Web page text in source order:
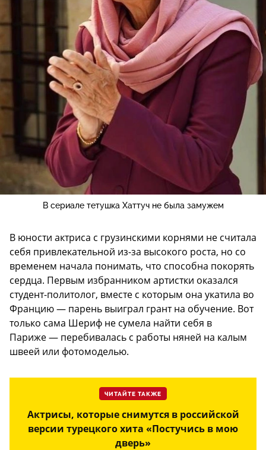
В сериале тетушка Хаттуч не была замужем
В юности актриса с грузинскими корнями не считала
себя привлекательной из-за высокого роста, но со
временем начала понимать, что способна покорять
сердца. Первым избранником артистки оказался
студент-политолог, вместе с которым она укатила во
Францию — парень выиграл грант на обучение. Вот
только сама Шериф не сумела найти себя в
Париже — перебивалась с работы няней на калым
швеей или фотомоделью.
ЧИТАЙТЕ ТАКЖЕ
Актрисы, которые снимутся в российской
версии турецкого хита «Постучись в мою
дверь»